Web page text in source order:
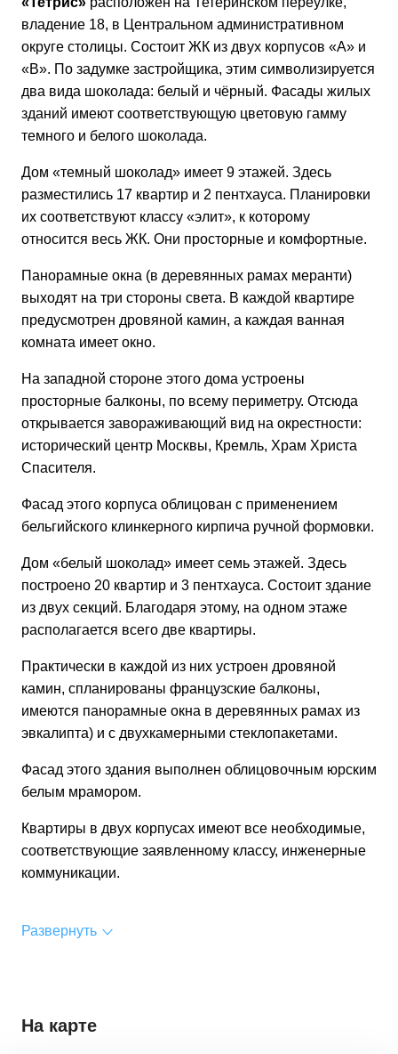
владение 18, в Центральном административном
округе столицы. Состоит ЖК из двух корпусов «А» и
«В». По задумке застройщика, этим символизируется
два вида шоколада: белый и чёрный. Фасады жилых
зданий имеют соответствующую цветовую гамму
темного и белого шоколада.
Дом «темный шоколад» имеет 9 этажей. Здесь
разместились 17 квартир и 2 пентхауса. Планировки
их соответствуют классу «элит», к которому
относится весь ЖК. Они просторные и комфортные.
Панорамные окна (в деревянных рамах меранти)
выходят на три стороны света. В каждой квартире
предусмотрен дровяной камин, а каждая ванная
комната имеет окно.
На западной стороне этого дома устроены
просторные балконы, по всему периметру. Отсюда
открывается завораживающий вид на окрестности:
исторический центр Москвы, Кремль, Храм Христа
Спасителя.
Фасад этого корпуса облицован с применением
бельгийского клинкерного кирпича ручной формовки.
Дом «белый шоколад» имеет семь этажей. Здесь
построено 20 квартир и 3 пентхауса. Состоит здание
из двух секций. Благодаря этому, на одном этаже
располагается всего две квартиры.
Практически в каждой из них устроен дровяной
камин, спланированы французские балконы,
имеются панорамные окна в деревянных рамах из
эвкалипта) и с двухкамерными стеклопакетами.
Фасад этого здания выполнен облицовочным юрским
белым мрамором.
Квартиры в двух корпусах имеют все необходимые,
соответствующие заявленному классу, инженерные
коммуникации.
Развернуть
На карте